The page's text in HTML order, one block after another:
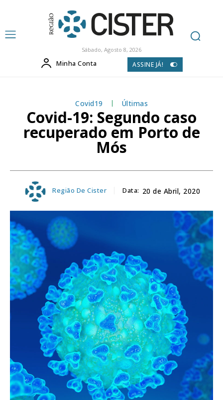
Sábado, Agosto 8, 2026
Minha Conta ASSINE JÁ!
Covid19 Últimas
Covid-19: Segundo caso
recuperado em Porto de
Mós
Região De Cister Data: 20 de Abril, 2020